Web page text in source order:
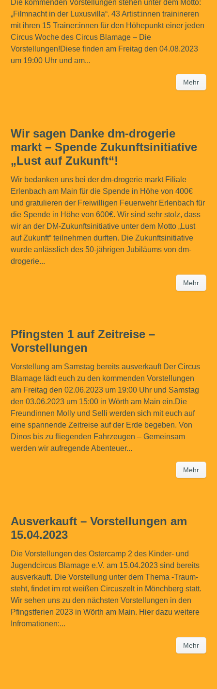
Die kommenden Vorstellungen stehen unter dem Motto:
„Filmnacht in der Luxusvilla“. 43 Artist:innen trainineren
mit ihren 15 Trainer:innen für den Höhepunkt einer jeden
Circus Woche des Circus Blamage – Die
Vorstellungen!Diese finden am Freitag den 04.08.2023
um 19:00 Uhr und am...
Mehr
Wir sagen Danke dm-drogerie
markt – Spende Zukunftsinitiative
„Lust auf Zukunft“!
Wir bedanken uns bei der dm-drogerie markt Filiale
Erlenbach am Main für die Spende in Höhe von 400€
und gratulieren der Freiwilligen Feuerwehr Erlenbach für
die Spende in Höhe von 600€. Wir sind sehr stolz, dass
wir an der DM-Zukunftsinitiative unter dem Motto „Lust
auf Zukunft“ teilnehmen durften. Die Zukunftsinitiative
wurde anlässlich des 50-jährigen Jubiläums von dm-
drogerie...
Mehr
Pfingsten 1 auf Zeitreise –
Vorstellungen
Vorstellung am Samstag bereits ausverkauft Der Circus
Blamage lädt euch zu den kommenden Vorstellungen
am Freitag den 02.06.2023 um 19:00 Uhr und Samstag
den 03.06.2023 um 15:00 in Wörth am Main ein.Die
Freundinnen Molly und Selli werden sich mit euch auf
eine spannende Zeitreise auf der Erde begeben. Von
Dinos bis zu fliegenden Fahrzeugen – Gemeinsam
werden wir aufregende Abenteuer...
Mehr
Ausverkauft – Vorstellungen am
15.04.2023
Die Vorstellungen des Ostercamp 2 des Kinder- und
Jugendcircus Blamage e.V. am 15.04.2023 sind bereits
ausverkauft. Die Vorstellung unter dem Thema -Traum-
steht, findet im rot weißen Circuszelt in Mönchberg statt.
Wir sehen uns zu den nächsten Vorstellungen in den
Pfingstferien 2023 in Wörth am Main. Hier dazu weitere
Infromationen:...
Mehr